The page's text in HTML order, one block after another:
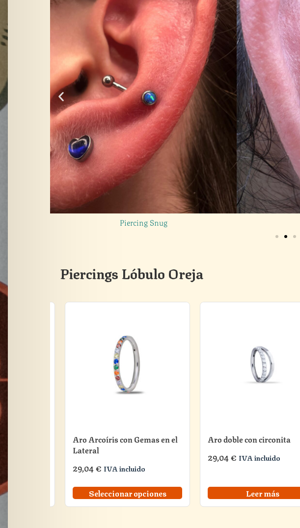
Piercing Snug
Piercings Lóbulo Oreja
Aro Arcoíris con Gemas en el
Lateral
29,04€ IVA incluido
Seleccionar opciones
Aro doble con circonita
29,04€ IVA incluido
Leer más